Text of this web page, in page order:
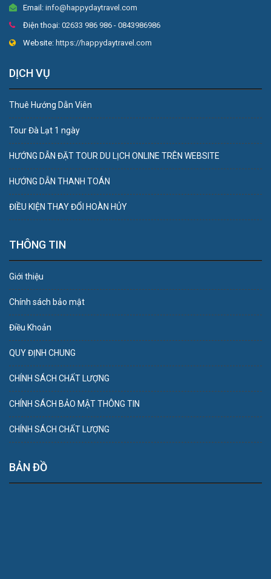
Email: info@happydaytravel.com
Điện thoại: 02633 986 986 - 0843986986
Website: https://happydaytravel.com
DỊCH VỤ
Thuê Hướng Dẫn Viên
Tour Đà Lạt 1 ngày
HƯỚNG DẪN ĐẶT TOUR DU LỊCH ONLINE TRÊN WEBSITE
HƯỚNG DẪN THANH TOÁN
ĐIỀU KIỆN THAY ĐỔI HOÀN HỦY
THÔNG TIN
Giới thiệu
Chính sách bảo mật
Điều Khoản
QUY ĐỊNH CHUNG
CHÍNH SÁCH CHẤT LƯỢNG
CHÍNH SÁCH BẢO MẬT THÔNG TIN
CHÍNH SÁCH CHẤT LƯỢNG
BẢN ĐỒ